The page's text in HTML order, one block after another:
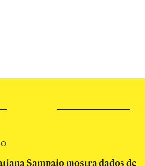
Sampaio mostra dados de